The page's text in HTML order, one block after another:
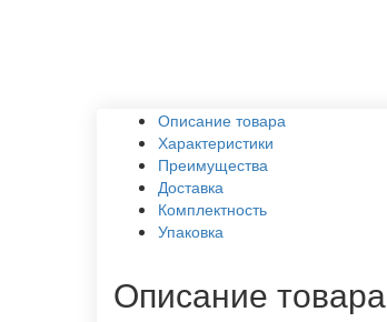
Описание товара
Характеристики
Преимущества
Доставка
Комплектность
Упаковка
Описание товара